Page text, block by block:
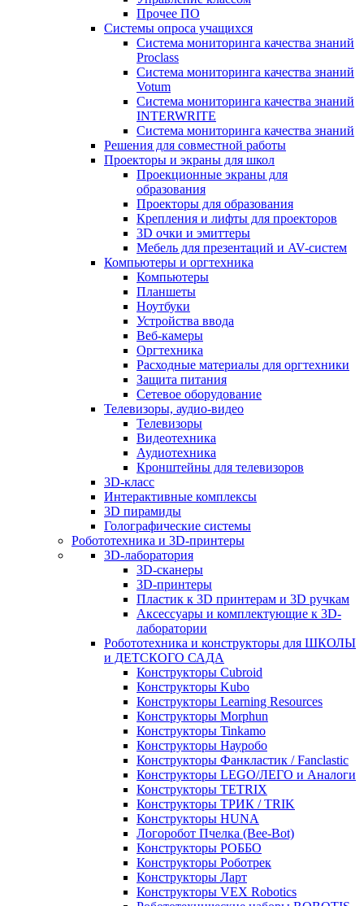
Прочее ПО
Системы опроса учащихся
Система мониторинга качества знаний
Proclass
Система мониторинга качества знаний
Votum
Система мониторинга качества знаний
INTERWRITE
Система мониторинга качества знаний
Решения для совместной работы
Проекторы и экраны для школ
Проекционные экраны для
образования
Проекторы для образования
Крепления и лифты для проекторов
3D очки и эмиттеры
Мебель для презентаций и AV-систем
Компьютеры и оргтехника
Компьютеры
Планшеты
Ноутбуки
Устройства ввода
Веб-камеры
Оргтехника
Расходные материалы для оргтехники
Защита питания
Сетевое оборудование
Телевизоры, аудио-видео
Телевизоры
Видеотехника
Аудиотехника
Кронштейны для телевизоров
3D-класс
Интерактивные комплексы
3D пирамиды
Голографические системы
Робототехника и 3D-принтеры
3D-лаборатория
3D-сканеры
3D-принтеры
Пластик к 3D принтерам и 3D ручкам
Аксессуары и комплектующие к 3D-
лаборатории
Робототехника и конструкторы для ШКОЛЫ
и ДЕТСКОГО САДА
Конструкторы Cubroid
Конструкторы Kubo
Конструкторы Learning Resources
Конструкторы Morphun
Конструкторы Tinkamo
Конструкторы Науробо
Конструкторы Фанкластик / Fanclastic
Конструкторы LEGO/ЛЕГО и Аналоги
Конструкторы TETRIX
Конструкторы ТРИК / TRIK
Конструкторы HUNA
Логоробот Пчелка (Bee-Bot)
Конструкторы РОББО
Конструкторы Роботрек
Конструкторы Ларт
Конструкторы VEX Robotics